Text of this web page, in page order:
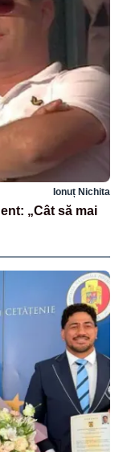
Ionuț Nichita
„Cât să mai